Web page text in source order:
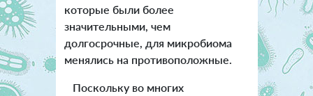
которые были более
значительными, чем
долгосрочные, для микробиома
менялись на противоположные.
Поскольку во многих